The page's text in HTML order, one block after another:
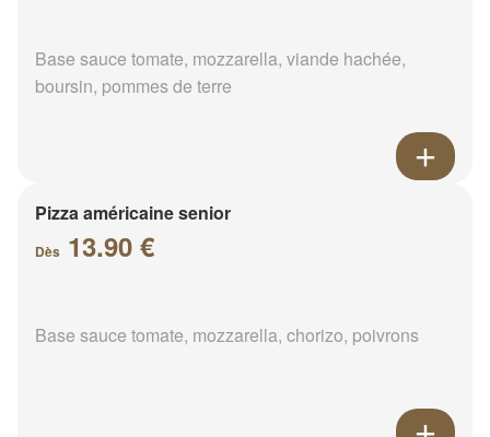
Base sauce tomate, mozzarella, viande hachée,
boursin, pommes de terre
Pizza américaine senior
Dès 13.90 €
Base sauce tomate, mozzarella, chorizo, poivrons